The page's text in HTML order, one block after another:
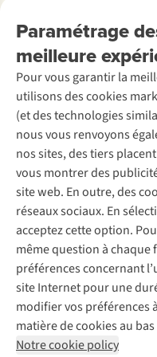
Paramétrage
meilleure
Pour vous garantir la
utilisons des cookies
(et des technologies
nous vous renvoyons
nos sites, des tiers
vous montrer des
site web. En outre, des
réseaux sociaux. En
acceptez cette option.
même question à
préférences concernant
site Internet pour une
modifier vos préférences
matière de cookies au
Notre cookie policy
Rétractation d'une
Entretien & réparations
Garantie
Contactez-nous
À propos d’Ayacucho
Nos magasins
À propos d’A.S.Adventure
Déclaration d'accessibilité
Location / Location sports
Entretien de ski
Service de lavage
Entretien de chaussures
Réparation de chaussures
Réparation de vêtements
Retouches
Pour les entreprises
Découvrez
A.S.Magazine
Explore Camp
Gear Check
Expertise & conseils
Abonnez-vous à la
Mentions légales
Conditions
AS Adventure Luxemburg